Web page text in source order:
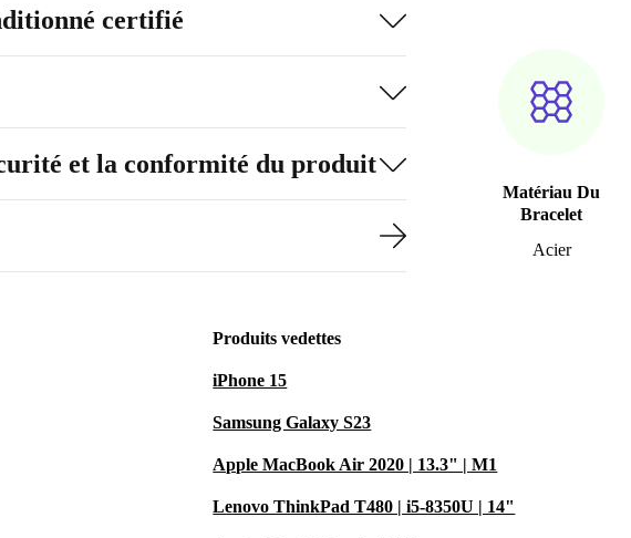
Matériau Du
Bracelet
Acier
certifié
et la conformité du produit
Produits vedettes
iPhone 15
Samsung Galaxy S23
Apple MacBook Air 2020 | 13.3" | M1
Lenovo ThinkPad T480 | i5-8350U | 14"